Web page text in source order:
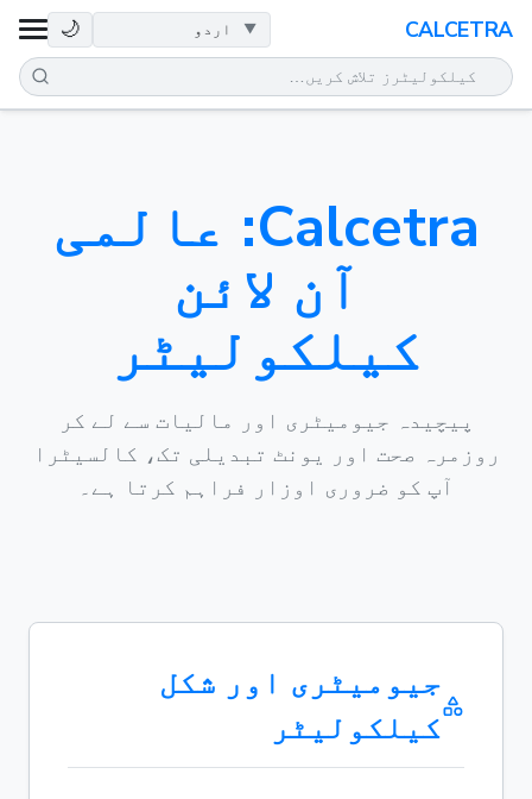
CALCETRA
🌙
ریاضی
سائنس
دیگر اوزار
Calcetra: عالمی
آن لائن
کیلکولیٹر
پیچیدہ جیومیٹری اور مالیات سے لے کر
روزمرہ صحت اور یونٹ تبدیلی تک، کالسیٹرا
آپ کو ضروری اوزار فراہم کرتا ہے۔
جیومیٹری اور شکل
کیلکولیٹر